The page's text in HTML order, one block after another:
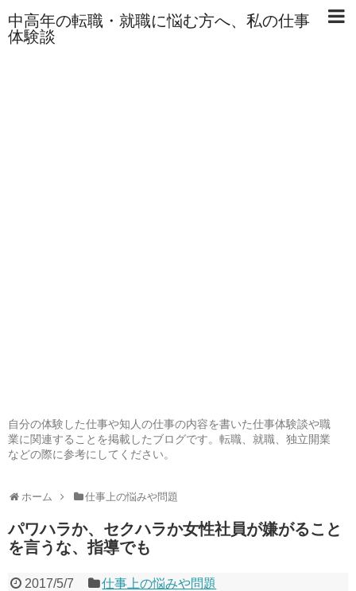
中高年の転職・就職に悩む方へ、私の仕事
体験談
自分の体験した仕事や知人の仕事の内容を書いた仕事体験談や職
業に関連することを掲載したブログです。転職、就職、独立開業
などの際に参考にしてください。
ホーム 仕事上の悩みや問題
パワハラか、セクハラか女性社員が嫌がること
を言うな、指導でも
2017/5/7 仕事上の悩みや問題